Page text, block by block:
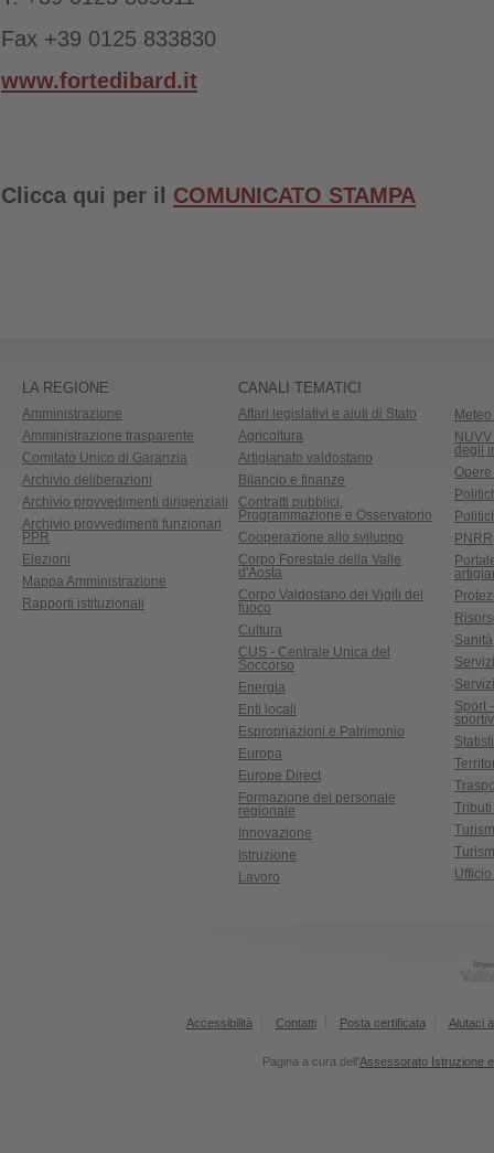
Fax +39 0125 833830
www.fortedibard.it
Clicca qui per il COMUNICATO STAMPA
LA REGIONE
Amministrazione
Amministrazione trasparente
Comitato Unico di Garanzia
Archivio deliberazioni
Archivio provvedimenti dirigenziali
Archivio provvedimenti funzionari
PPR
Elezioni
Mappa Amministrazione
Rapporti istituzionali
CANALI TEMATICI
Affari legislativi e aiuti di Stato
Agricoltura
Artigianato valdostano
Bilancio e finanze
Contratti pubblici,
Programmazione e Osservatorio
Cooperazione allo sviluppo
Corpo Forestale della Valle
d'Aosta
Corpo Valdostano dei Vigili del
fuoco
Cultura
CUS - Centrale Unica del
Soccorso
Energia
Enti locali
Espropriazioni e Patrimonio
Europa
Europe Direct
Formazione del personale
regionale
Innovazione
Istruzione
Lavoro
degli
PNRR
Sanità
Sport
Accessibilità Contatti Posta certificata Aiutaci
Pagina a cura dell'Assessorato Istruzione